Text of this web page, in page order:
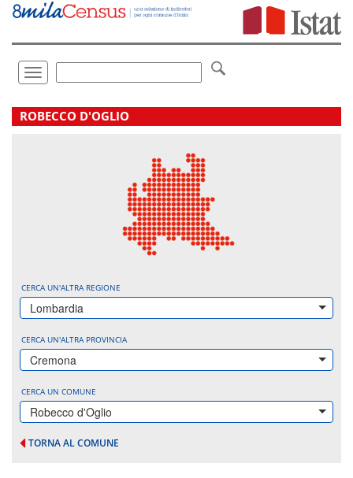
Vai
direttamente
Toggle
navigation
.
ROBECCO D'OGLIO
CERCA UN'ALTRA REGIONE
Lombardia
CERCA UN'ALTRA PROVINCIA
Cremona
CERCA UN COMUNE
Robecco d'Oglio
TORNA AL COMUNE